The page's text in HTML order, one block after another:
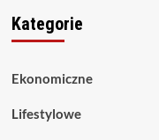
Kategorie
Ekonomiczne
Lifestylowe